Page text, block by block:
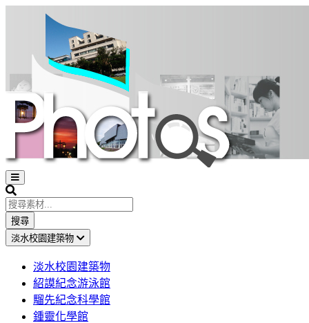
Open
sidebar
Search
搜尋
淡水校園建築物
淡水校園建築物
紹謨紀念游泳館
騮先紀念科學館
鍾靈化學館